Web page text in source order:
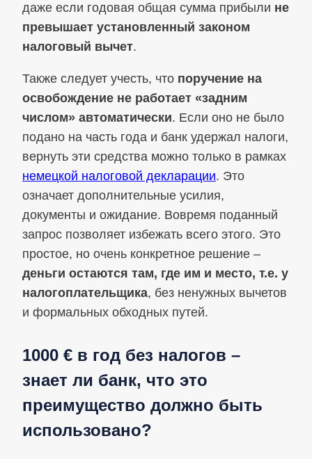
даже если годовая общая сумма прибыли не
превышает установленный законом
налоговый вычет.
Также следует учесть, что поручение на
освобождение не работает «задним
числом» автоматически. Если оно не было
подано на часть года и банк удержал налоги,
вернуть эти средства можно только в рамках
немецкой налоговой декларации. Это
означает дополнительные усилия,
документы и ожидание. Вовремя поданный
запрос позволяет избежать всего этого. Это
простое, но очень конкретное решение –
деньги остаются там, где им и место, т.е. у
налогоплательщика, без ненужных вычетов
и формальных обходных путей.
1000 € в год без налогов –
знает ли банк, что это
преимущество должно быть
использовано?